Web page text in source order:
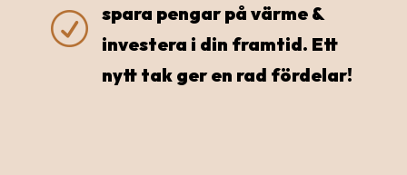
R
spara pengar på värme &
investera i din framtid. Ett
nytt tak ger en rad fördelar!